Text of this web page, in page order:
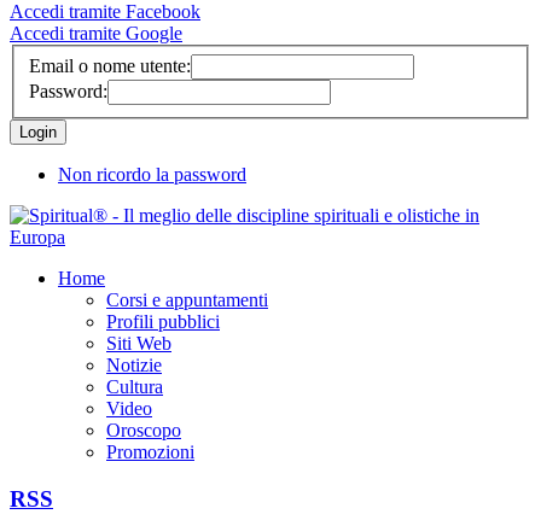
Accedi tramite Facebook
Accedi tramite Google
Email o nome utente:
Password:
Non ricordo la password
Home
Corsi e appuntamenti
Profili pubblici
Siti Web
Notizie
Cultura
Video
Oroscopo
Promozioni
RSS